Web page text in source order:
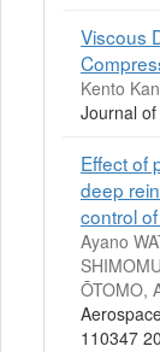
Viscous
Kento
Journal
Effect of
deep
control
Ayano
ŌTOMO,
110347